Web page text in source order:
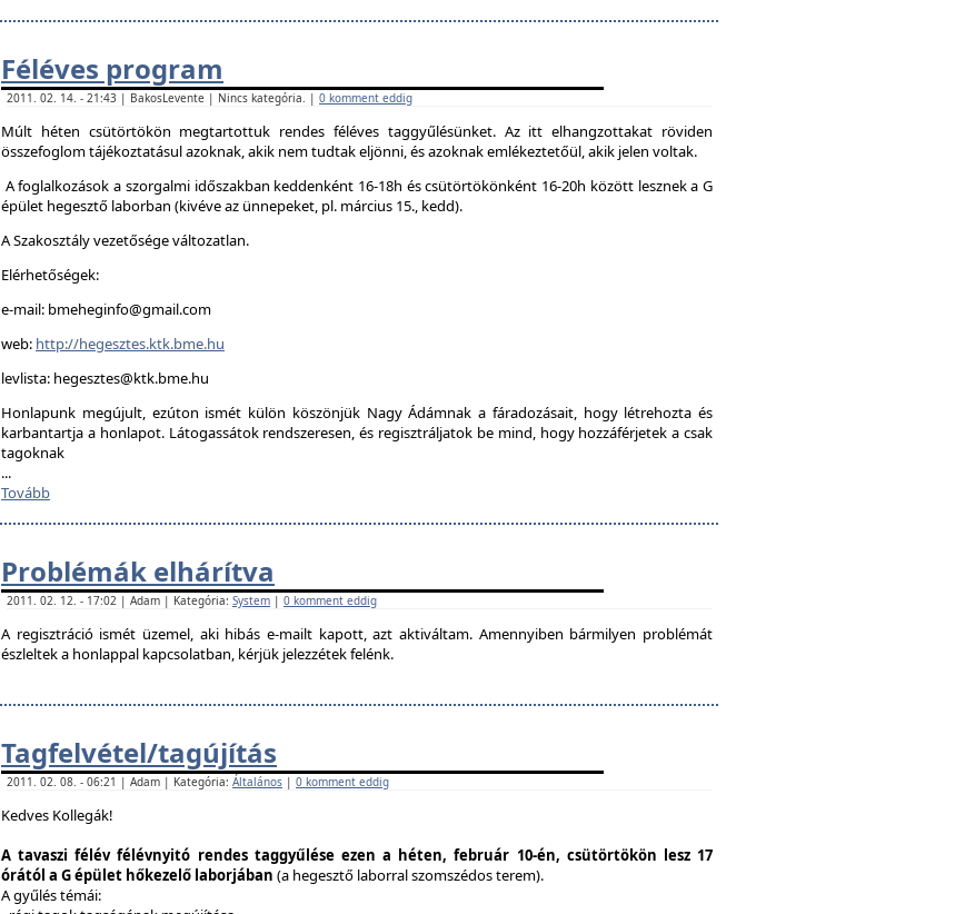
Féléves program
2011. 02. 14. - 21:43 | BakosLevente | Nincs kategória. | 0 komment eddig
Múlt héten csütörtökön megtartottuk rendes féléves taggyűlésünket. Az itt elhangzottakat röviden
összefoglom tájékoztatásul azoknak, akik nem tudtak eljönni, és azoknak emlékeztetőül, akik jelen voltak.
A foglalkozások a szorgalmi időszakban keddenként 16-18h és csütörtökönként 16-20h között lesznek a G
épület hegesztő laborban (kivéve az ünnepeket, pl. március 15., kedd).
A Szakosztály vezetősége változatlan.
Elérhetőségek:
e-mail: bmeheginfo@gmail.com
web: http://hegesztes.ktk.bme.hu
levlista: hegesztes@ktk.bme.hu
Honlapunk megújult, ezúton ismét külön köszönjük Nagy Ádámnak a fáradozásait, hogy létrehozta és
karbantartja a honlapot. Látogassátok rendszeresen, és regisztráljatok be mind, hogy hozzáférjetek a csak
tagoknak
...
Tovább
Problémák elhárítva
2011. 02. 12. - 17:02 | Adam | Kategória: System | 0 komment eddig
A regisztráció ismét üzemel, aki hibás e-mailt kapott, azt aktiváltam. Amennyiben bármilyen problémát
észleltek a honlappal kapcsolatban, kérjük jelezzétek felénk.
Tagfelvétel/tagújítás
2011. 02. 08. - 06:21 | Adam | Kategória: Általános | 0 komment eddig
Kedves Kollegák!
A tavaszi félév félévnyitó rendes taggyűlése ezen a héten, február 10-én, csütörtökön lesz 17
órától a G épület hőkezelő laborjában (a hegesztő laborral szomszédos terem).
A gyűlés témái: